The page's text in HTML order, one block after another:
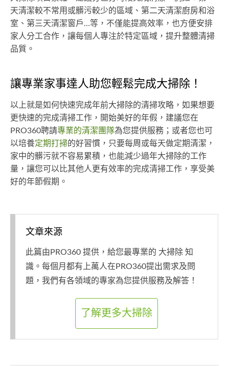
天清潔較不常用或髒污較少的區域、第二天清潔廚房和浴
室、第三天清潔窗戶…等，不僅能提高效率，也方便安排
家人分工合作，讓每個人專注於特定區域，提升整體清掃
品質。
讓專業家事達人助您輕鬆完成大掃除！
以上就是如何快速完成年前大掃除的清掃攻略，如果想要
更快速的完成清掃工作，開始美好的年假，建議您在
PRO360聘請專業的清潔團隊為您提供服務；或者您也可
以培養定期打掃的好習慣，只要每周或每天做定期清潔，
家中的髒污就不容易累積，也能減少過年大掃除的工作
量，讓您可以比其他人更有效率的完成清掃工作，享受美
好的年節假期。
文章來源
此篇由PRO360 提供，給您最專業的 大掃除 知
識。每個月都有上萬人在PRO360提出需求及問
題，我們有各領域的專家為您提供服務及解答！
了解更多大掃除